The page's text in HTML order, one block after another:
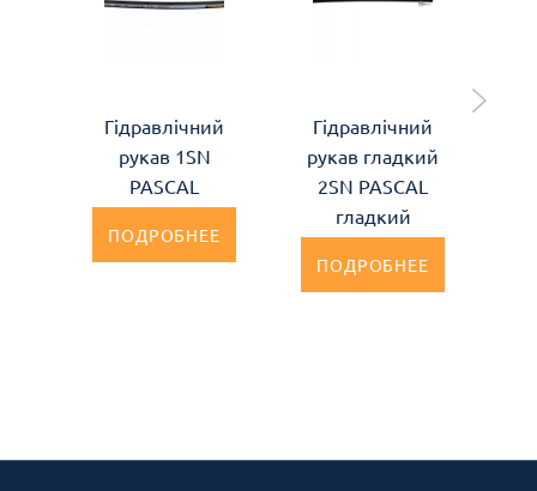
Гідравлічний
рукав 1SN
PASCAL
ПОДРОБНЕЕ
Гідравлічний
рукав гладкий
2SN PASCAL
гладкий
ПОДРОБНЕЕ